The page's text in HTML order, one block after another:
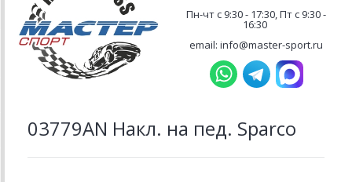
Пн-чт с 9:30 - 17:30, Пт с 9:30 -
16:30
email: info@master-sport.ru
03779AN Накл. на пед. Sparco